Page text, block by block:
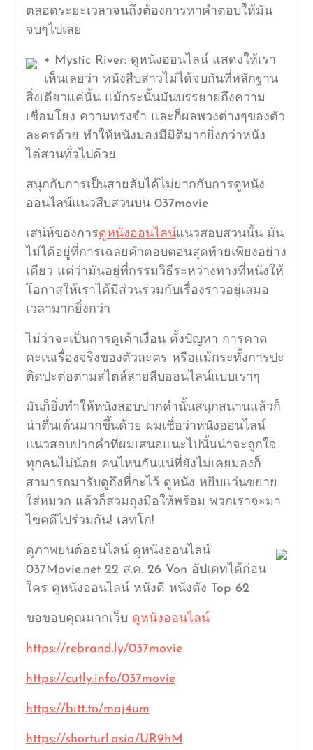
ตลอดระยะเวลาจนถึงต้องการหาคำตอบให้มัน
จบๆไปเลย
• Mystic River: ดูหนังออนไลน์ แสดงให้เรา
เห็นเลยว่า หนังสืบสาวไม่ได้จบกันที่หลักฐาน
สิ่งเดียวแค่นั้น แม้กระนั้นมันบรรยายถึงความ
เชื่อมโยง ความทรงจำ และก็ผลพวงต่างๆของตัว
ละครด้วย ทำให้หนังมองมีมิติมากยิ่งกว่าหนัง
ไต่สวนทั่วไปด้วย
สนุกกับการเป็นสายลับได้ไม่ยากกับการดูหนัง
ออนไลน์แนวสืบสวนบน 037movie
เสน่ห์ของการดูหนังออนไลน์แนวสอบสวนนั้น มัน
ไม่ได้อยู่ที่การเฉลยคำตอบตอนสุดท้ายเพียงอย่าง
เดียว แต่ว่ามันอยู่ที่กรรมวิธีระหว่างทางที่หนังให้
โอกาสให้เราได้มีส่วนร่วมกับเรื่องราวอยู่เสมอ
เวลามากยิ่งกว่า
ไม่ว่าจะเป็นการดูเค้าเงื่อน ตั้งปัญหา การคาด
คะเนเรื่องจริงของตัวละคร หรือแม้กระทั้งการปะ
ติดปะต่อตามสไตล์สายสืบออนไลน์แบบเราๆ
มันก็ยิ่งทำให้หนังสอบปากคำนั้นสนุกสนานแล้วก็
น่าตื่นเต้นมากขึ้นด้วย ผมเชื่อว่าหนังออนไลน์
แนวสอบปากคำที่ผมเสนอแนะไปนั้นน่าจะถูกใจ
ทุกคนไม่น้อย คนไหนกันแน่ที่ยังไม่เคยมองก็
สามารถมารับดูถึงที่กะไว้ ดูหนัง หยิบแว่นขยาย
ใส่หมวก แล้วก็สวมถุงมือให้พร้อม พวกเราจะมา
ไขคดีไปร่วมกัน! เลทโก!
ดูภาพยนต์ออนไลน์ ดูหนังออนไลน์
037Movie.net 22 ส.ค. 26 Von อัปเดทได้ก่อน
ใคร ดูหนังออนไลน์ หนังดี หนังดัง Top 62
ขอขอบคุณมากเว็บ ดูหนังออนไลน์
https://rebrand.ly/037movie
https://cutly.info/037movie
https://bitt.to/maj4um
https://shorturl.asia/UR9hM